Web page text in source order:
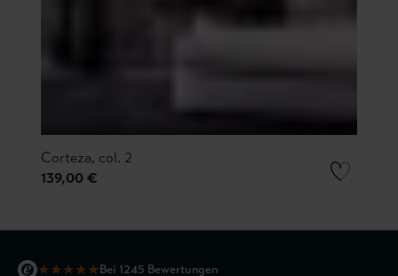
Corteza, col. 2
139,00 €
★★★★★Bei 1245 Bewertungen